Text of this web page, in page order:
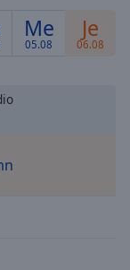
Me
05.08
Je
06.08